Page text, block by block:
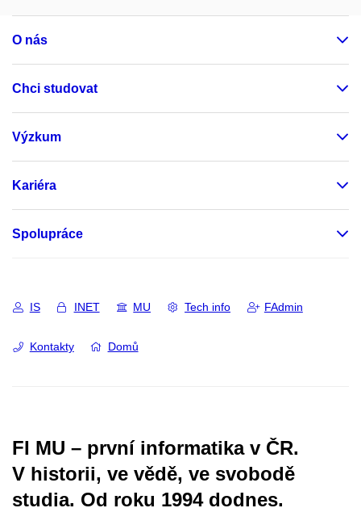
O nás
Chci studovat
Výzkum
Kariéra
Spolupráce
IS INET MU Tech info FAdmin
Kontakty Domů
FI MU – první informatika v ČR.
V historii, ve vědě, ve svobodě
studia. Od roku 1994 dodnes.